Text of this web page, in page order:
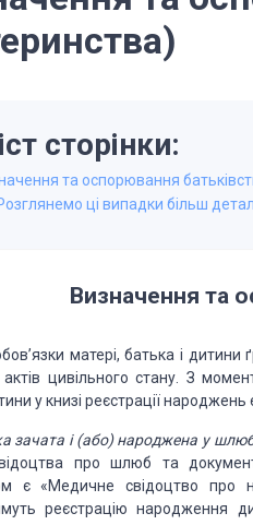
сторінки:
та оспорювання
ці випадки більш
Визначення та
матері, батька і дитини
цивільного стану. З
у книзі реєстрації
зачата і (або) народжена у
про шлюб та
є «Медичне свідоцтво про
реєстрацію народжен­ня